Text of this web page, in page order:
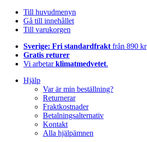
Till huvudmenyn
Gå till innehållet
Till varukorgen
Sverige: Fri standardfrakt från 890 kr
Gratis returer
Vi arbetarklimatmedvetet.
Hjälp
Var är min beställning?
Returnerar
Fraktkostnader
Betalningsalternativ
Kontakt
Alla hjälpämnen